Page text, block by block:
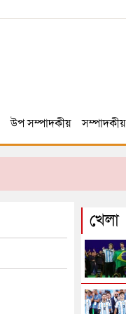
উপ সম্পাদকীয় সম্পাদকীয়
খেলা